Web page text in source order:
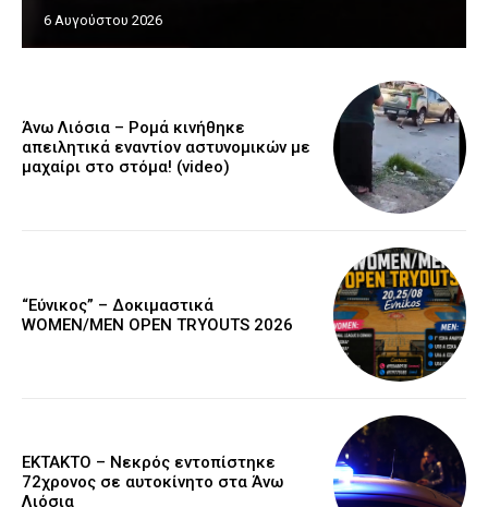
6 Αυγούστου 2026
Άνω Λιόσια – Ρομά κινήθηκε
απειλητικά εναντίον αστυνομικών με
μαχαίρι στο στόμα! (video)
“Εύνικος” – Δοκιμαστικά
WOMEN/MEN OPEN TRYOUTS 2026
EKTAKTO – Νεκρός εντοπίστηκε
72χρονος σε αυτοκίνητο στα Άνω
Λιόσια